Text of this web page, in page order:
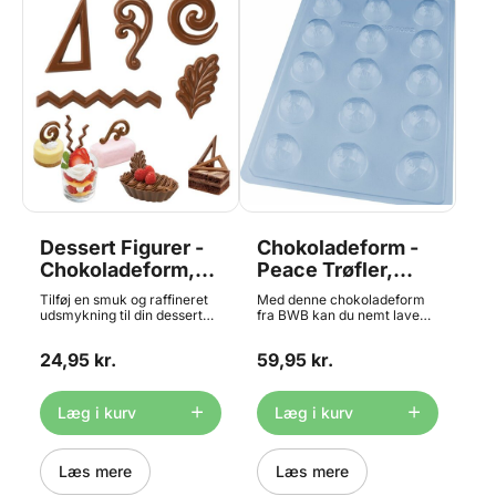
Dessert Figurer -
Chokoladeform,
Wilton
Tilføj en smuk og raffineret
udsmykning til din dessert
engelske Wilton. Formen har
hvirvler, bølger, zigzagger,
trekanter og blade - i alt 10
figurer i én chokoladeform.
Formen er lavet af fleksibel
genanvendelig plast og
chokoladerne slipper let
formen. Formen kan med
24,95 kr.
Læg i kurv
Læs mere
Chokoladeform -
Peace Trøfler,
BWB
Med denne chokoladeform
fra BWB kan du nemt lave
lækker snack. Vaskes af i
Størrelse ca. Ø 3,7 x 1,1 cm.
59,95 kr.
Læg i kurv
Læs mere